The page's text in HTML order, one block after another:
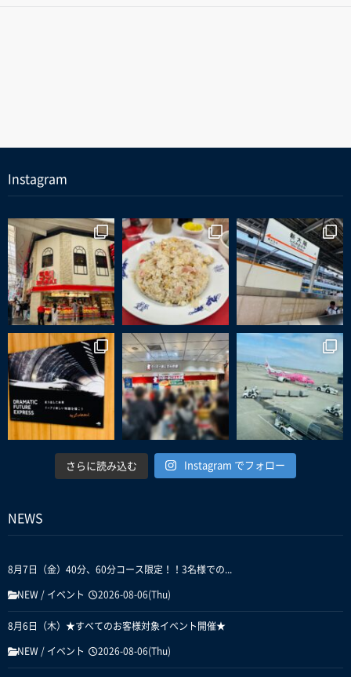
Instagram
さらに読み込む Instagram でフォロー
NEWS
8月7日（金）40分、60分コース限定！！3名様での...
NEW / イベント 2026-08-06(Thu)
8月6日（木）★すべてのお客様対象イベント開催★
NEW / イベント 2026-08-06(Thu)